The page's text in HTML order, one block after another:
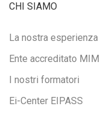
CHI SIAMO
La nostra esperienza
Ente accreditato MIM
I nostri formatori
Ei-Center EIPASS